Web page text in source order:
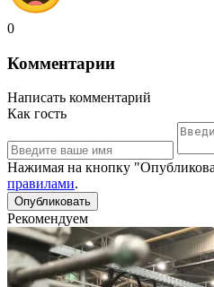
0
Комментарии
Написать комментарий
Как гость
Нажимая на кнопку
правилами.
Рекомендуем